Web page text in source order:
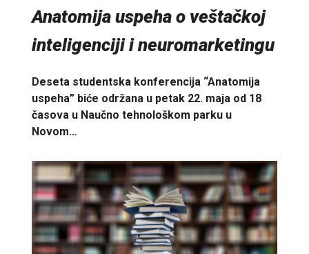
Anatomija uspeha o veštačkoj
inteligenciji i neuromarketingu
Deseta studentska konferencija “Anatomija
uspeha” biće održana u petak 22. maja od 18
časova u Naučno tehnološkom parku u
Novom…